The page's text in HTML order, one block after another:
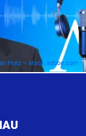
Horz – stock.adobe.com